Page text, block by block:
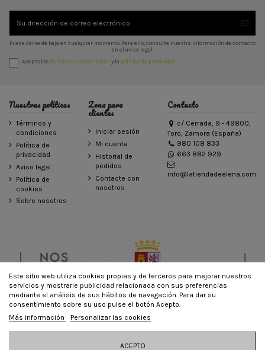
Puede darse de baja en cualquier momento. Para ello, consulte nuestra información de contacto
en el aviso legal.
Acepto lostérminos y condicionesy la política de privacidad
Nuestras políticas
Términos y
condiciones
Política de
privacidad
Aviso legal
Política de
cookies
Sobre nosotros
Zona para
clientes
Iniciar sesión
Mi cuenta
Historial de
pedidos
Contacte con
nosotros
Contacto
c/ Cerrada, 9 - 49800,
Toro, Zamora (España)
980 108 833
663 882 929
info@latiendadeelena.com
Este sitio web utiliza cookies propias y de terceros para mejorar nuestros
servicios y mostrarle publicidad relacionada con sus preferencias
mediante el análisis de sus hábitos de navegación. Para dar su
consentimiento sobre su uso pulse el botón Acepto.
Más información
Personalizar las cookies
ACEPTO
© LA TIENDA DE ELENA - Todos los derechos reservados - Powered by
bytefactory